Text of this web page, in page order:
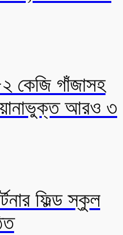
কেজি গাঁজাসহ
আরও ৩
ফিল্ড স্কুল